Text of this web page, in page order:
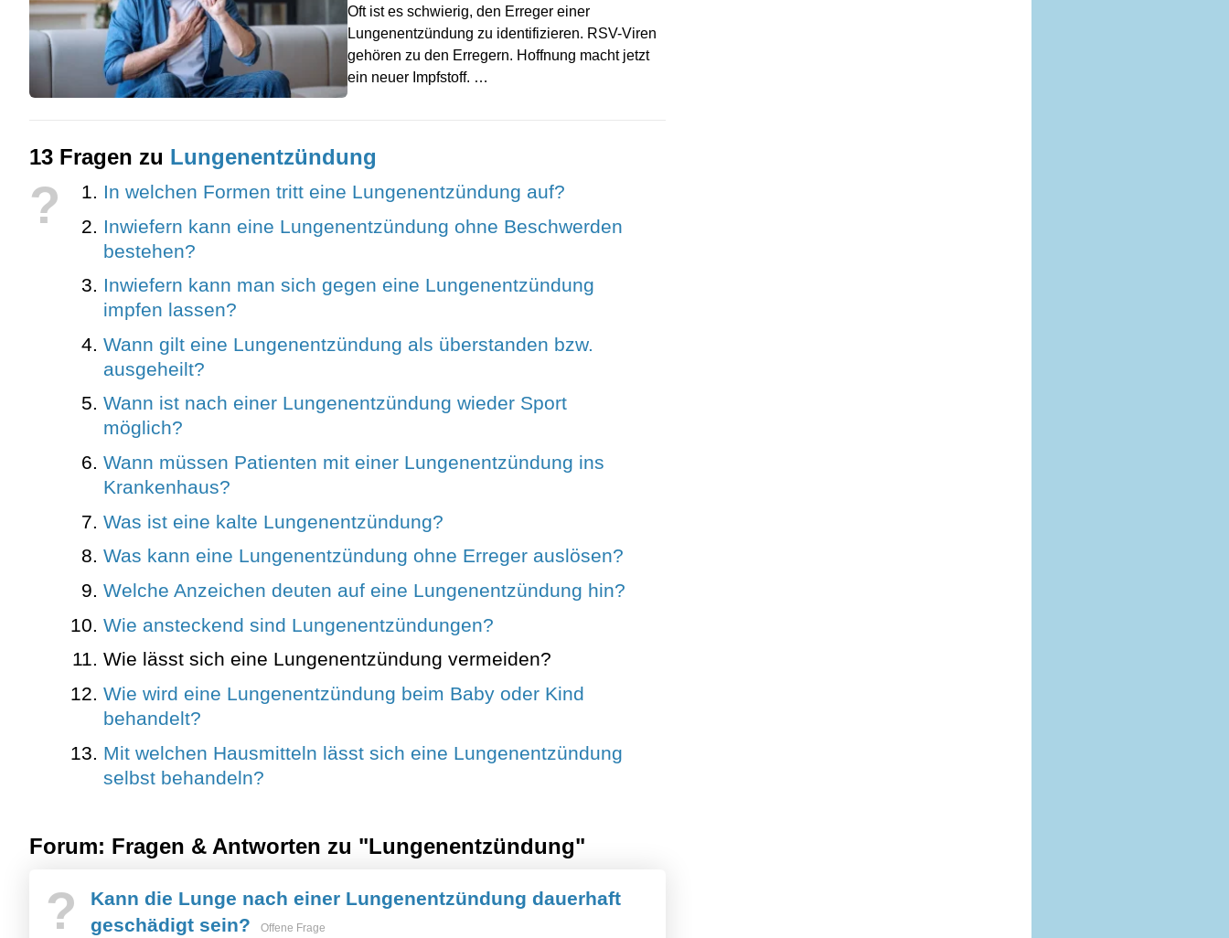
Oft ist es schwierig, den Erreger einer
Lungenentzündung zu identifizieren. RSV-Viren
gehören zu den Erregern. Hoffnung macht jetzt
ein neuer Impfstoff. …
13 Fragen zu Lungenentzündung
?
In welchen Formen tritt eine Lungenentzündung auf?
Inwiefern kann eine Lungenentzündung ohne Beschwerden
bestehen?
Inwiefern kann man sich gegen eine Lungenentzündung
impfen lassen?
Wann gilt eine Lungenentzündung als überstanden bzw.
ausgeheilt?
Wann ist nach einer Lungenentzündung wieder Sport
möglich?
Wann müssen Patienten mit einer Lungenentzündung ins
Krankenhaus?
Was ist eine kalte Lungenentzündung?
Was kann eine Lungenentzündung ohne Erreger auslösen?
Welche Anzeichen deuten auf eine Lungenentzündung hin?
Wie ansteckend sind Lungenentzündungen?
Wie lässt sich eine Lungenentzündung vermeiden?
Wie wird eine Lungenentzündung beim Baby oder Kind
behandelt?
Mit welchen Hausmitteln lässt sich eine Lungenentzündung
selbst behandeln?
Forum: Fragen & Antworten zu "Lungenentzündung"
?
Kann die Lunge nach einer Lungenentzündung dauerhaft
geschädigt sein?
Offene Frage